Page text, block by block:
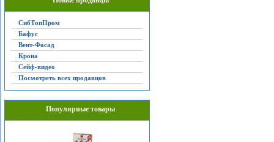
СибТопПром
Бафус
Вент-Фасад
Крона
Сейф-видео
Посмотреть всех продавцов
Популярные товары